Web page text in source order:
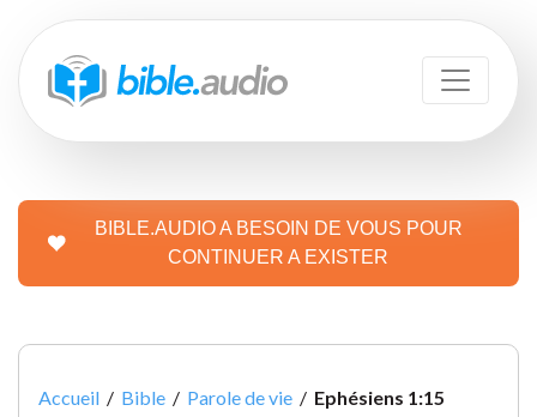
BIBLE.AUDIO A BESOIN DE VOUS POUR
CONTINUER A EXISTER
Accueil / Bible / Parole de vie / Ephésiens 1:15